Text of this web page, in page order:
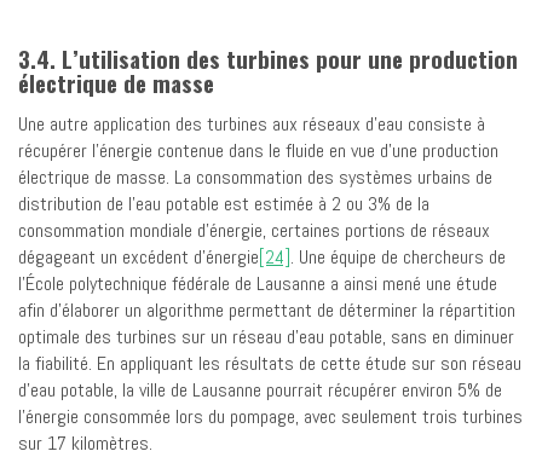
3.4. L’utilisation des turbines pour une production
électrique de masse
Une autre application des turbines aux réseaux d’eau consiste à
récupérer l’énergie contenue dans le fluide en vue d’une production
électrique de masse. La consommation des systèmes urbains de
distribution de l’eau potable est estimée à 2 ou 3% de la
consommation mondiale d’énergie, certaines portions de réseaux
dégageant un excédent d’énergie[24]. Une équipe de chercheurs de
l’École polytechnique fédérale de Lausanne a ainsi mené une étude
afin d’élaborer un algorithme permettant de déterminer la répartition
optimale des turbines sur un réseau d’eau potable, sans en diminuer
la fiabilité. En appliquant les résultats de cette étude sur son réseau
d’eau potable, la ville de Lausanne pourrait récupérer environ 5% de
l’énergie consommée lors du pompage, avec seulement trois turbines
sur 17 kilomètres.